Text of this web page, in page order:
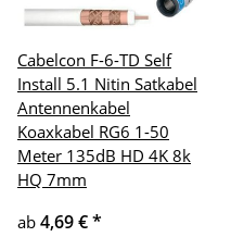
Cabelcon F-6-TD Self
Install 5.1 Nitin Satkabel
Antennenkabel
Koaxkabel RG6 1-50
Meter 135dB HD 4K 8k
HQ 7mm
ab 4,69 €*